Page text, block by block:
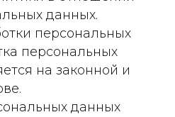
данных.
персональных
персональных
на законной и
данных